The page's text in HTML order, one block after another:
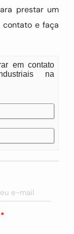
prestar um
contato e faça
em contato
na
*